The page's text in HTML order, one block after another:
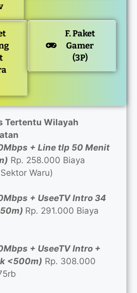
F. Paket
Gamer
(3P)
Tertentu Wilayah
+ Line tlp 50 Menit
Rp. 258.000 Biaya
Waru)
+ UseeTV Intro 34
Rp. 291.000 Biaya
+ UseeTV Intro +
<500m) Rp. 308.000